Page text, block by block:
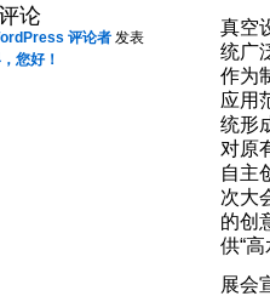
论
评论者 发表
您好！
真空
统广
作为
应用
统形
对原
自主
次大
的创
供“
展会